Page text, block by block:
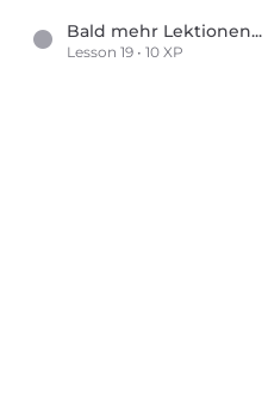
Bald mehr Lektionen...
Lesson 19 • 10 XP